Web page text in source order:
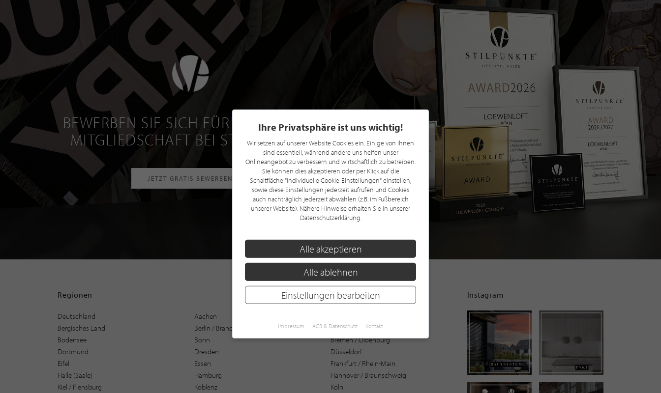
BEWERBEN SIE SICH FÜR EINE GRATIS
MITGLIEDSCHAFT BEI STILPUNKTE®
JETZT GRATIS BEWERBEN
Regionen
Deutschland Aachen
Bergisches Land
Berlin / Brandenburg
Bochum
Bodensee
Bonn
Bremen / Oldenburg
Dortmund
Dresden
Düsseldorf
Eifel
Essen
Frankfurt / Rhein-Main
Halle (Saale)
Hamburg
Hannover / Braunschweig
Kiel / Flensburg
Koblenz
Köln
Instagram
Ihre Privatsphäre ist uns wichtig!
Wir setzen auf unserer Website Cookies ein. Einige von ihnen
sind essentiell, während andere uns helfen unser
Onlineangebot zu verbessern und wirtschaftlich zu betreiben.
Sie können dies akzeptieren oder per Klick auf die
Schaltfläche "Individuelle Cookie-Einstellungen" einstellen,
sowie diese Einstellungen jederzeit aufrufen und Cookies
auch nachträglich jederzeit abwählen (z.B. im Fußbereich
unserer Website). Nähere Hinweise erhalten Sie in unserer
Datenschutzerklärung.
Alle akzeptieren
Alle ablehnen
Einstellungen bearbeiten
Impressum AGB & Datenschutz Kontakt